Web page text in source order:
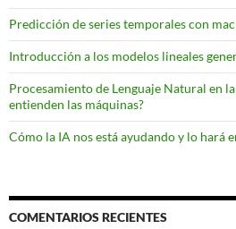
Predicción de series temporales con
Introducción a los modelos lineales
Procesamiento de Lenguaje Natural en
entienden las máquinas?
Cómo la IA nos está ayudando y lo hará
COMENTARIOS RECIENTES